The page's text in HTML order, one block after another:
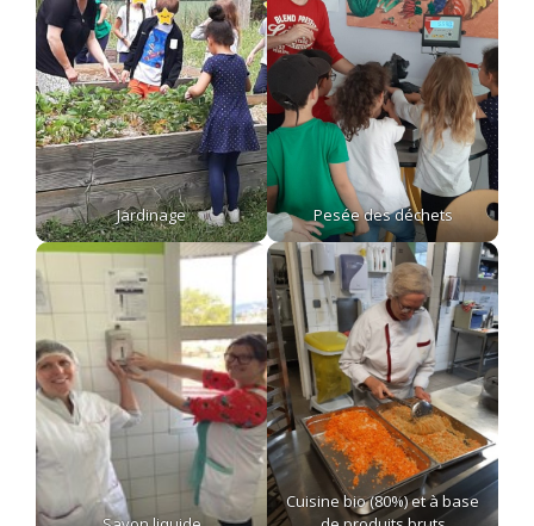
Jardinage Pesée des déchets
Cuisine bio (80%) et à base